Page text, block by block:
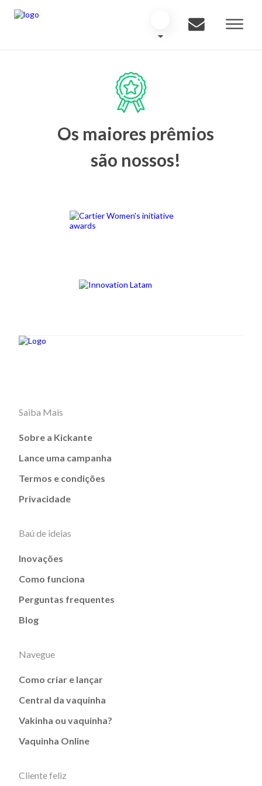
Os maiores prêmios
são nossos!
Saiba Mais
Sobre a Kickante
Lance uma campanha
Termos e condições
Privacidade
Baú de ideias
Inovações
Como funciona
Perguntas frequentes
Blog
Navegue
Como criar e lançar
Central da vaquinha
Vakinha ou vaquinha?
Vaquinha Online
Cliente feliz